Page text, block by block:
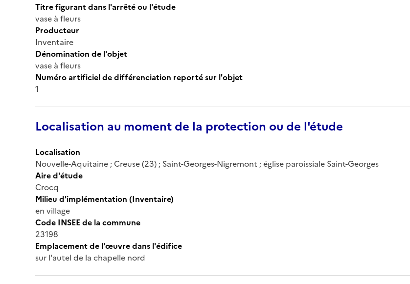
Titre figurant dans l'arrêté ou l'étude
vase à fleurs
Producteur
Inventaire
Dénomination de l'objet
vase à fleurs
Numéro artificiel de différenciation reporté sur l'objet
1
Localisation au moment de la protection ou de l'étude
Localisation
Nouvelle-Aquitaine ; Creuse (23) ; Saint-Georges-Nigremont ; église paroissiale Saint-Georges
Aire d'étude
Crocq
Milieu d'implémentation (Inventaire)
en village
Code INSEE de la commune
23198
Emplacement de l'œuvre dans l'édifice
sur l'autel de la chapelle nord